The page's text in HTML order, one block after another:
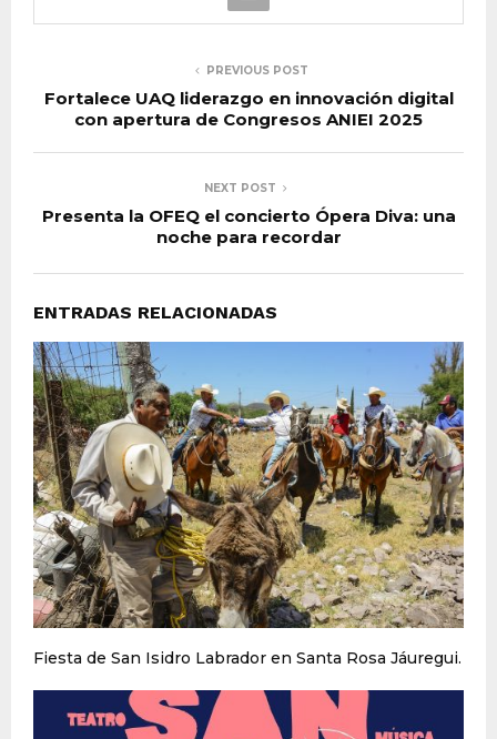
PREVIOUS POST
Fortalece UAQ liderazgo en innovación digital
con apertura de Congresos ANIEI 2025
NEXT POST
Presenta la OFEQ el concierto Ópera Diva: una
noche para recordar
ENTRADAS RELACIONADAS
Fiesta de San Isidro Labrador en Santa Rosa Jáuregui.